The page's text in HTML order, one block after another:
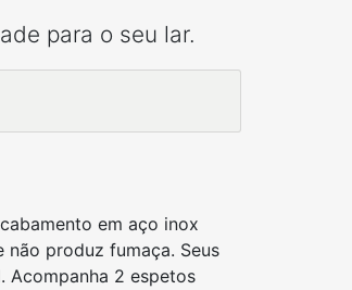
para o seu lar.
em aço inox
produz fumaça. Seus
Acompanha 2 espetos